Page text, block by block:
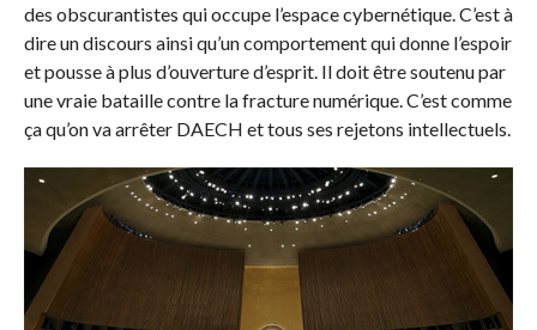
des obscurantistes qui occupe l’espace cybernétique. C’est à
dire un discours ainsi qu’un comportement qui donne l’espoir
et pousse à plus d’ouverture d’esprit. Il doit être soutenu par
une vraie bataille contre la fracture numérique. C’est comme
ça qu’on va arrêter DAECH et tous ses rejetons intellectuels.